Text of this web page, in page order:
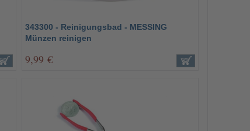
343300 - Reinigungsbad - MESSING
Münzen reinigen
9,99 €